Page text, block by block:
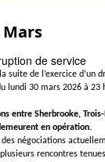
de service
suite de l’exercice d’un
lundi 30 mars 2026 à
entre Sherbrooke,
en opération.
négociations
rencontres